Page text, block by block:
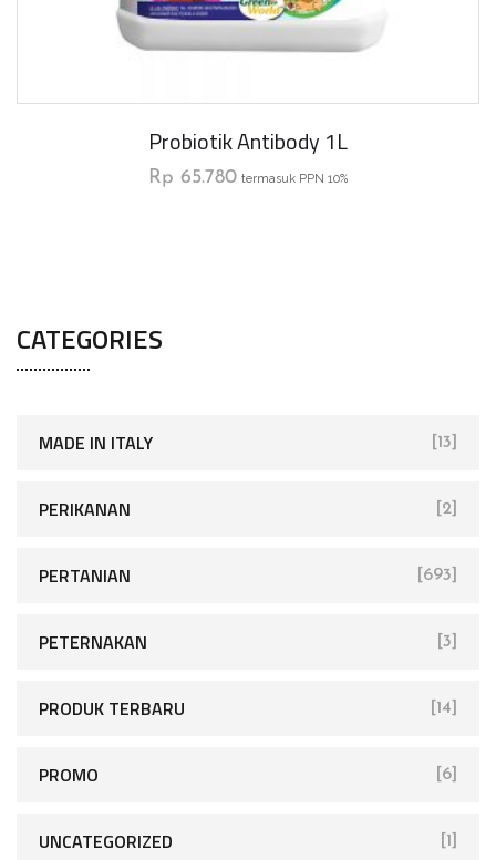
Probiotik Antibody 1L
Rp 65.780 termasuk PPN 10%
CATEGORIES
MADE IN ITALY [13]
PERIKANAN [2]
PERTANIAN [693]
PETERNAKAN [3]
PRODUK TERBARU [14]
PROMO [6]
UNCATEGORIZED [1]